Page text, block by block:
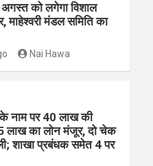
को लगेगा विशाल
माहेश्वरी मंडल समिति का
Nai Hawa
नाम पर 40 लाख की
लाख का लोन मंजूर, दो चेक
शाखा प्रबंधक समेत 4 पर